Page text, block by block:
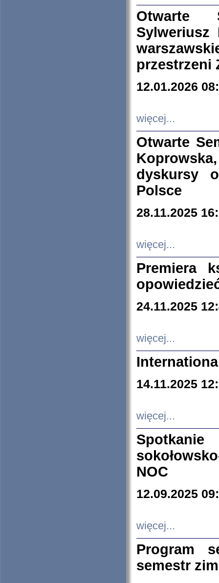
Otwarte
Sylweriusz
przestrzeni
12.01.2026
więcej...
Otwarte
dyskursy
Polsce
28.11.2025
więcej...
Premiera
24.11.2025
więcej...
14.11.2025
więcej...
NOC
12.09.2025
więcej...
Program
semestr